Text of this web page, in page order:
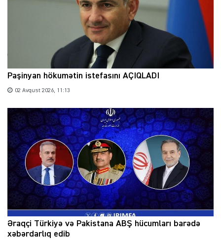
Paşinyan hökumətin istefasını AÇIQLADI
02 Avqust 2026, 11:13
Əraqçi Türkiyə və Pakistana ABŞ hücumları barədə
xəbərdarlıq edib